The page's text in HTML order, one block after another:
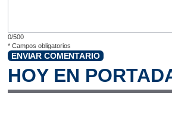
0/500
* Campos obligatorios
ENVIAR COMENTARIO
HOY EN